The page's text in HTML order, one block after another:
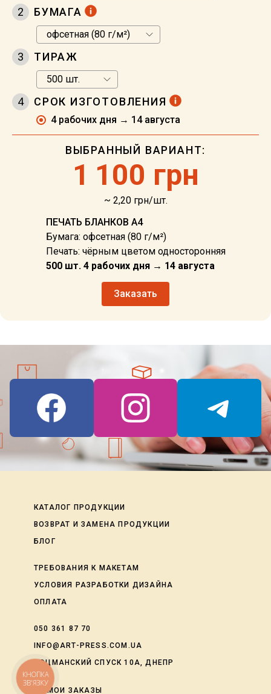
2 БУМАГА
3 ТИРАЖ
4 СРОК ИЗГОТОВЛЕНИЯ
4 рабочих дня → 14 августа
ВЫБРАННЫЙ ВАРИАНТ:
1 100 грн
~ 2,20 грн/шт.
ПЕЧАТЬ БЛАНКОВ А4
Бумага: офсетная (80 г/м²)
Печать: чёрным цветом односторонняя
500 шт. 4 рабочих дня → 14 августа
Заказать
КАТАЛОГ ПРОДУКЦИИ
ВОЗВРАТ И ЗАМЕНА ПРОДУКЦИИ
БЛОГ
ТРЕБОВАНИЯ К МАКЕТАМ
УСЛОВИЯ РАЗРАБОТКИ ДИЗАЙНА
ОПЛАТА
050 361 87 70
INFO@ART-PRESS.COM.UA
ЛОЦМАНСКИЙ СПУСК 10А, ДНЕПР
МОИ ЗАКАЗЫ
КНОПКА
ЗВ'ЯЗКУ